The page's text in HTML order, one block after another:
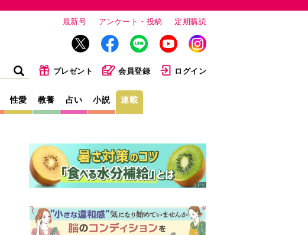
最新号 アンケート・投稿 定期購読
プレゼント 会員登録 ログイン
性愛 教養 占い 小説 連載